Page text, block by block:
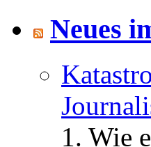
Neues
1. Wie